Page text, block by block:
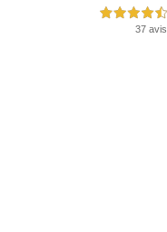
4,5 étoiles sur 5
37 avis